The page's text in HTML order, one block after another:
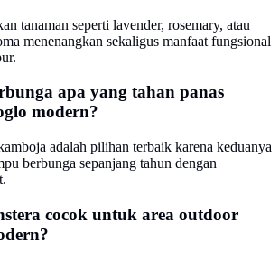
tanaman seperti lavender, rosemary, atau
menenangkan sekaligus manfaat fungsional
apa yang tahan panas
modern?
adalah pilihan terbaik karena keduanya
berbunga sepanjang tahun dengan
cocok untuk area outdoor